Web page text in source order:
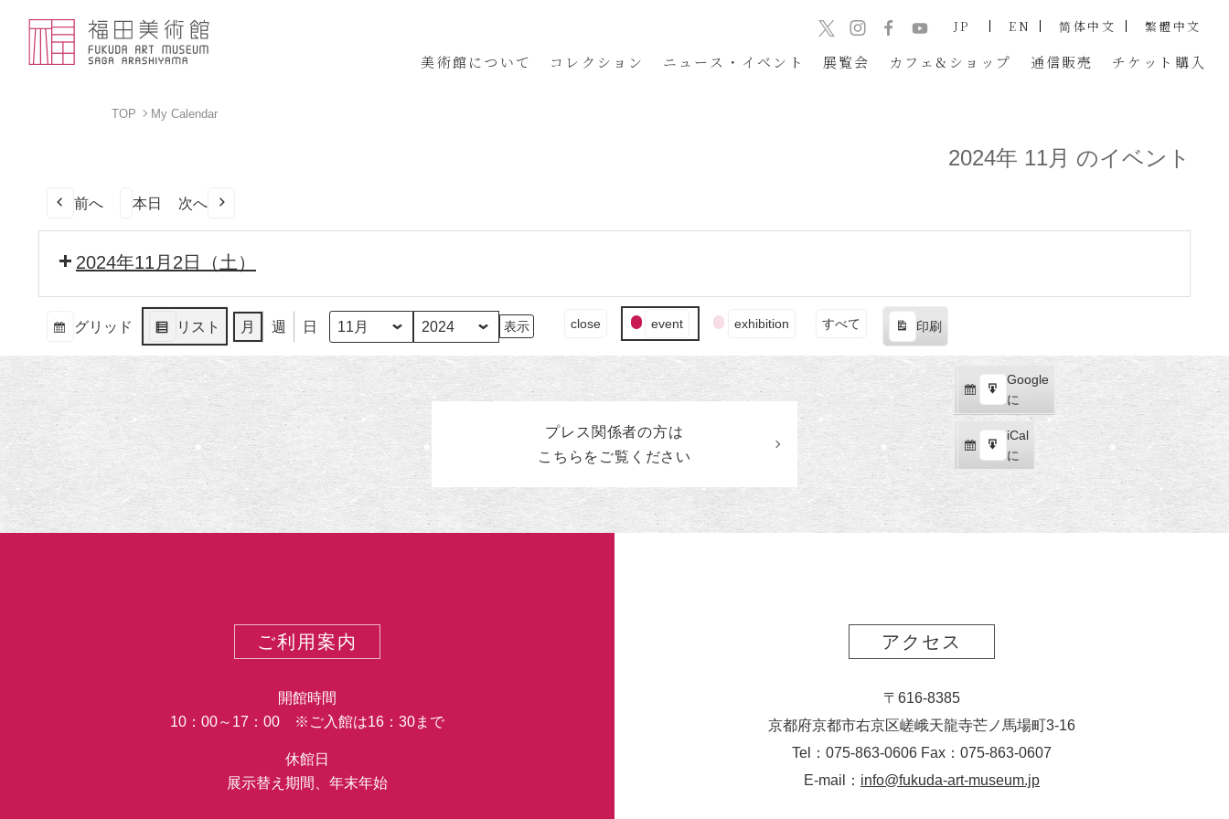
美術館について コレクション ニュース・イベント 展覧会 カフェ&ショップ 通信販売 チケット 購入
JP EN 简体中文 繁體中文
TOP My Calendar
2024年 11月 のイベント
前へ 本日 次へ
2024年11月2日（土）
グリッド
表
示
リスト
表
示
月 週 日
月
年
ン
ト
テ
ゴ
ー
close event exhibition すべて 印刷
Google
で
購
読
iCal
で
購
Google
に
エ
ク
ス
ポ
ー
ト
iCal
に
エ
ポ
ー
プレス関係者の方は
こちらをご覧ください
ご利用案内
開館時間
10：00～17：00 ※ご入館は16：30まで
休館日
展示替え期間、年末年始
アクセス
〒616-8385
京都府京都市右京区嵯峨天龍寺芒ノ馬場町3-16
Tel：075-863-0606 Fax：075-863-0607
E-mail： info@fukuda-art-museum.jp